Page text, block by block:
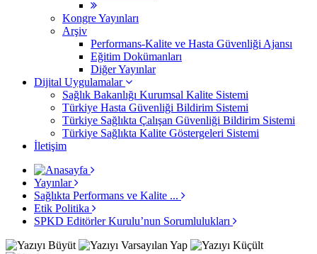
Kongre Yayınları
Arşiv
Performans-Kalite ve Hasta Güvenliği Ajansı
Eğitim Dokümanları
Diğer Yayınlar
Dijital Uygulamalar
Sağlık Bakanlığı Kurumsal Kalite Sistemi
​Türkiye Hasta Güvenliği Bildirim Sistemi
Türkiye Sağlıkta Çalışan Güvenliği Bildirim Sistemi
Türkiye Sağlıkta Kalite Göstergeleri Sistemi
İletişim
Yayınlar
Sağlıkta Performans ve Kalite ...
Etik Politika
SPKD Editörler Kurulu’nun Sorumlulukları